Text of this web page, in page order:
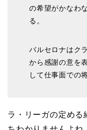
の希望がかなわ
る。
バルセロナはク
から感謝の意を
して仕事面での
ラ・リーガの定める